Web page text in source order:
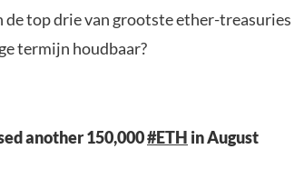
de top drie van grootste ether-treasuries
termijn houdbaar?
another 150,000#ETH in August